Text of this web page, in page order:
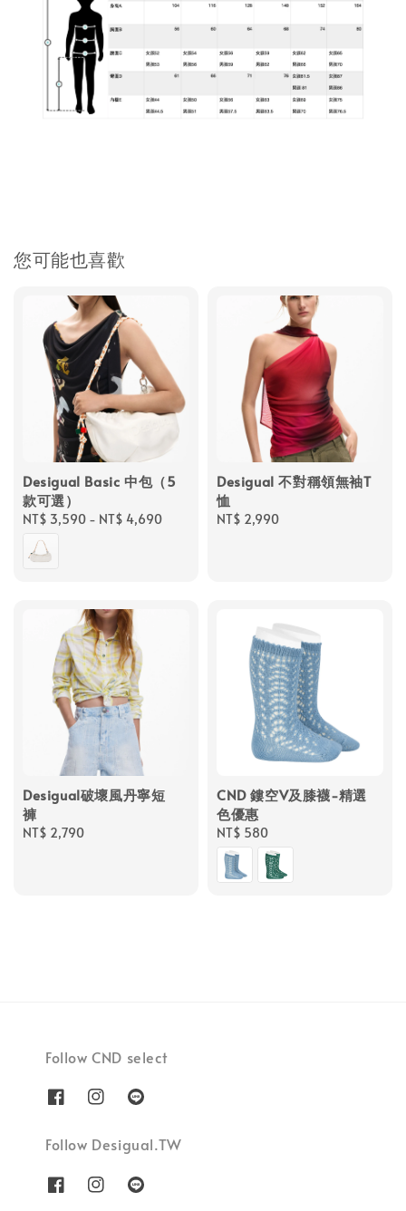
您可能也喜歡
Desigual Basic 中包（5
款可選）
Regular
price
NT$ 3,590 - NT$ 4,690
Desigual 不對稱領無袖T
恤
Regular
NT$ 2,990
Desigual破壞風丹寧短
褲
Regular
NT$ 2,790
CND 鏤空V及膝襪-精選
色優惠
Regular
price
NT$ 580
Follow CND select
Follow Desigual.TW